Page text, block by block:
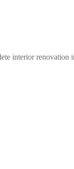
interior renovation